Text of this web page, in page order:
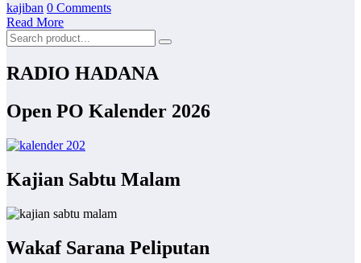
kajiban 0 Comments
Read More
RADIO HADANA
Open PO Kalender 2026
Kajian Sabtu Malam
Wakaf Sarana Peliputan